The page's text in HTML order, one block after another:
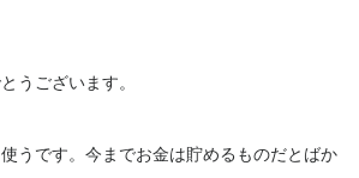
うございます。
うです。今までお金は貯めるものだとばか